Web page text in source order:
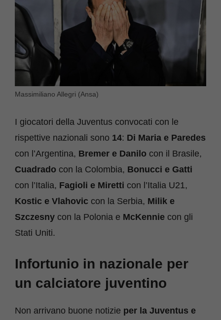
Massimiliano Allegri (Ansa)
I giocatori della Juventus convocati con le
rispettive nazionali sono 14: Di Maria e Paredes
con l’Argentina, Bremer e Danilo con il Brasile,
Cuadrado con la Colombia, Bonucci e Gatti
con l’Italia, Fagioli e Miretti con l’Italia U21,
Kostic e Vlahovic con la Serbia, Milik e
Szczesny con la Polonia e McKennie con gli
Stati Uniti.
Infortunio in nazionale per
un calciatore juventino
Non arrivano buone notizie per la Juventus e